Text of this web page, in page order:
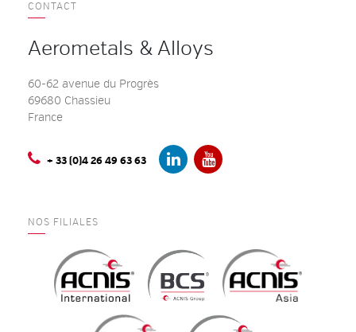
CONTACT
Aerometals & Alloys
60-62 avenue du Progrès
69680 Chassieu
France
+ 33 (0)4 26 49 63 63
NOS FILIALES